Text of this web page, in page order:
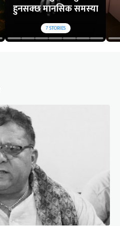
हुनसक्छ मानसिक समस्या
7STORIES